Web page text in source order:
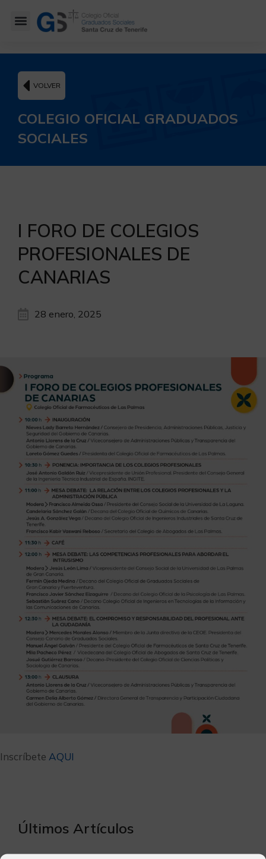
VOLVER
COLEGIO OFICIAL GRADUADOS
SOCIALES
I FORO DE COLEGIOS
PROFESIONALES DE
CANARIAS
28 enero, 2025
Inscríbete AQUI
Últimos Artículos